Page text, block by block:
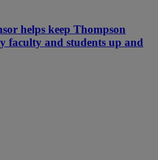
helps keep Thompson
faculty and students up and